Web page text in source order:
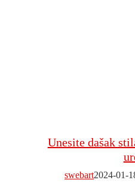
Unesite dašak
swebart2024-01-